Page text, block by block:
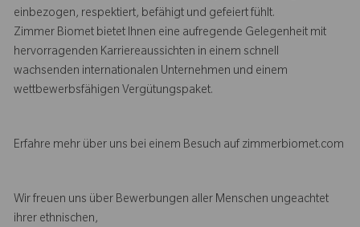
einbezogen, respektiert, befähigt und gefeiert fühlt.
Zimmer Biomet bietet Ihnen eine aufregende Gelegenheit mit
hervorragenden Karriereaussichten in einem schnell
wachsenden internationalen Unternehmen und einem
wettbewerbsfähigen Vergütungspaket.
Erfahre mehr über uns bei einem Besuch auf zimmerbiomet.com
Wir freuen uns über Bewerbungen aller Menschen ungeachtet
ihrer ethnischen,